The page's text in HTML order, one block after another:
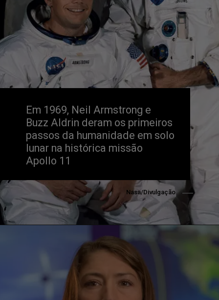
Em 1969, Neil Armstrong e
Buzz Aldrin deram os primeiros
passos da humanidade em solo
lunar na histórica missão
Apollo 11
Nasa/Divulgação